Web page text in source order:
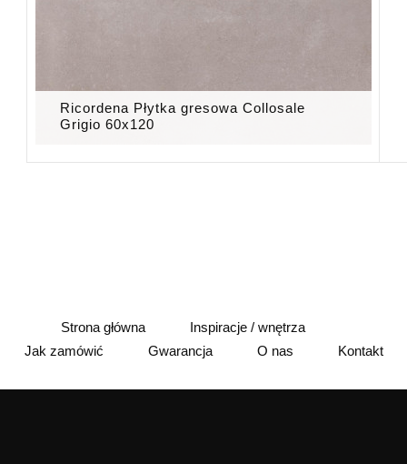
Ricordena Płytka gresowa Collosale
Grigio 60x120
Strona główna
Inspiracje / wnętrza
Jak zamówić
Gwarancja O nas Kontakt